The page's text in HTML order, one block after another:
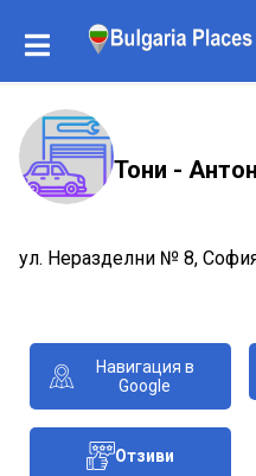
Тони -
ул. Неразделни № 8,
Навигация в
Google
Отзиви